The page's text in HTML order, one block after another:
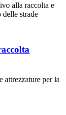
alla raccolta e
strade
attrezzature per la